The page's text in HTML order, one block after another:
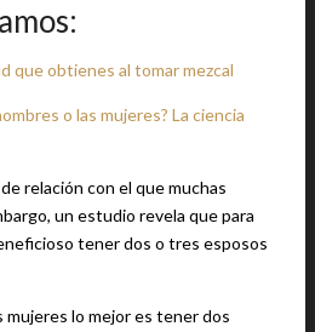
que obtienes al tomar mezcal
o las mujeres? La ciencia
relación con el que muchas
un estudio revela que para
tener dos o tres esposos
mujeres lo mejor es tener dos